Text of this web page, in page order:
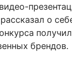
о
брендов.